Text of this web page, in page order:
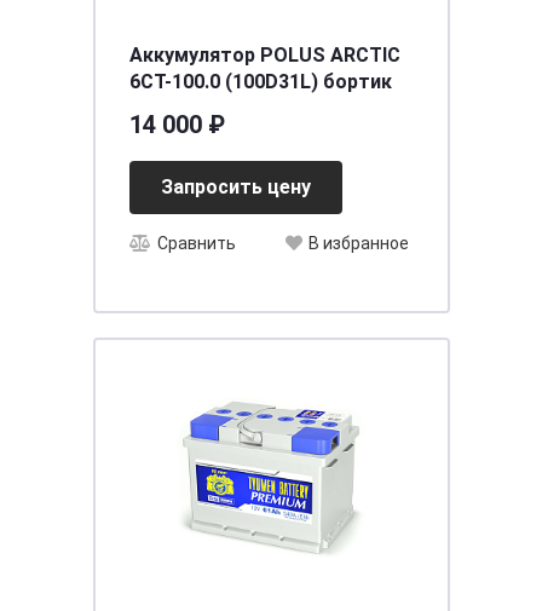
Аккумулятор POLUS ARCTIC
6СТ-100.0 (100D31L) бортик
14 000 ₽
Запросить цену
Сравнить В избранное